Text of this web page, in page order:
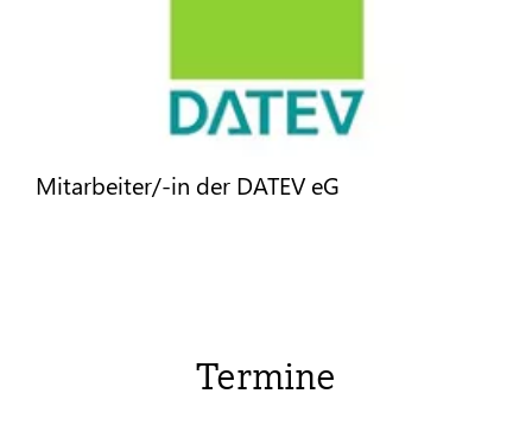
Mitarbeiter/-in der DATEV eG
Termine